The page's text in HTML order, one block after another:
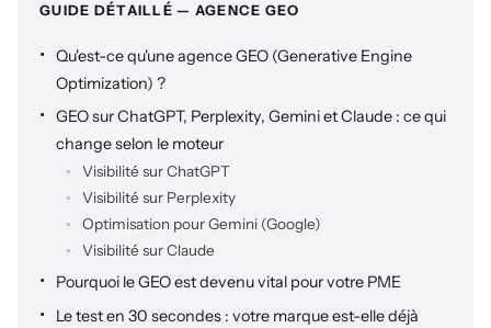
GUIDE DÉTAILLÉ — AGENCE GEO
Qu'est-ce qu'une agence GEO (Generative Engine
Optimization) ?
GEO sur ChatGPT, Perplexity, Gemini et Claude : ce qui
change selon le moteur
Visibilité sur ChatGPT
Visibilité sur Perplexity
Optimisation pour Gemini (Google)
Visibilité sur Claude
Pourquoi le GEO est devenu vital pour votre PME
Le test en 30 secondes : votre marque est-elle déjà